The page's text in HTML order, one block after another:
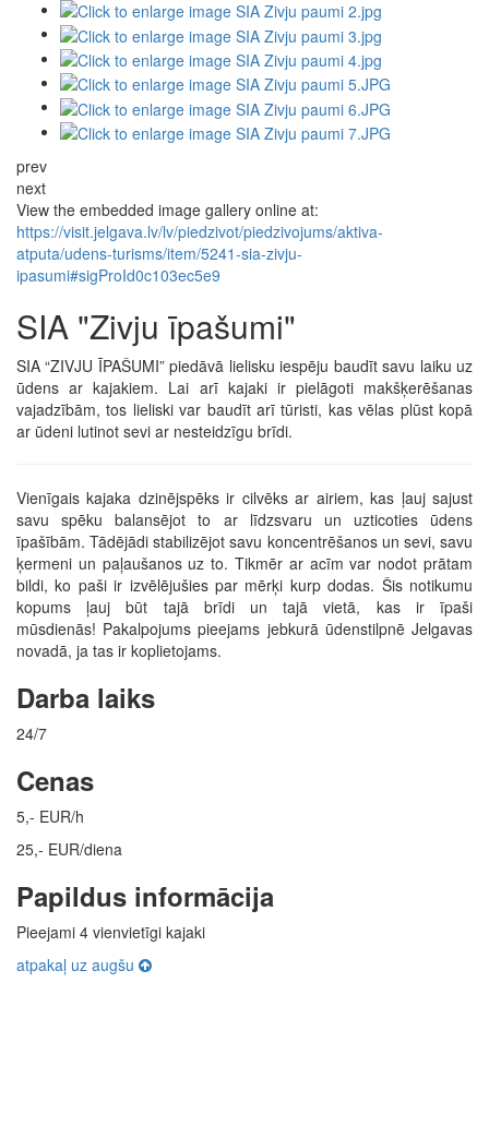
prev
next
View the embedded image gallery online at:
https://visit.jelgava.lv/lv/piedzivot/piedzivojums/aktiva-
atputa/udens-turisms/item/5241-sia-zivju-
ipasumi#sigProId0c103ec5e9
SIA "Zivju īpašumi"
SIA “ZIVJU ĪPAŠUMI” piedāvā lielisku iespēju baudīt savu laiku uz
ūdens ar kajakiem. Lai arī kajaki ir pielāgoti makšķerēšanas
vajadzībām, tos lieliski var baudīt arī tūristi, kas vēlas plūst kopā
ar ūdeni lutinot sevi ar nesteidzīgu brīdi.
Vienīgais kajaka dzinējspēks ir cilvēks ar airiem, kas ļauj sajust
savu spēku balansējot to ar līdzsvaru un uzticoties ūdens
īpašībām. Tādējādi stabilizējot savu koncentrēšanos un sevi, savu
ķermeni un paļaušanos uz to. Tikmēr ar acīm var nodot prātam
bildi, ko paši ir izvēlējušies par mērķi kurp dodas. Šis notikumu
kopums ļauj būt tajā brīdi un tajā vietā, kas ir īpaši
mūsdienās! Pakalpojums pieejams jebkurā ūdenstilpnē Jelgavas
novadā, ja tas ir koplietojams.
Darba laiks
24/7
Cenas
5,- EUR/h
25,- EUR/diena
Papildus informācija
Pieejami 4 vienvietīgi kajaki
atpakaļ uz augšu